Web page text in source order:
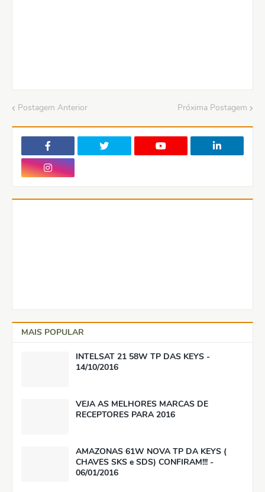
Postagem Anterior Próxima Postagem
MAIS POPULAR
INTELSAT 21 58W TP DAS KEYS -
14/10/2016
VEJA AS MELHORES MARCAS DE
RECEPTORES PARA 2016
AMAZONAS 61W NOVA TP DA KEYS (
CHAVES SKS e SDS) CONFIRAM!!! -
06/01/2016